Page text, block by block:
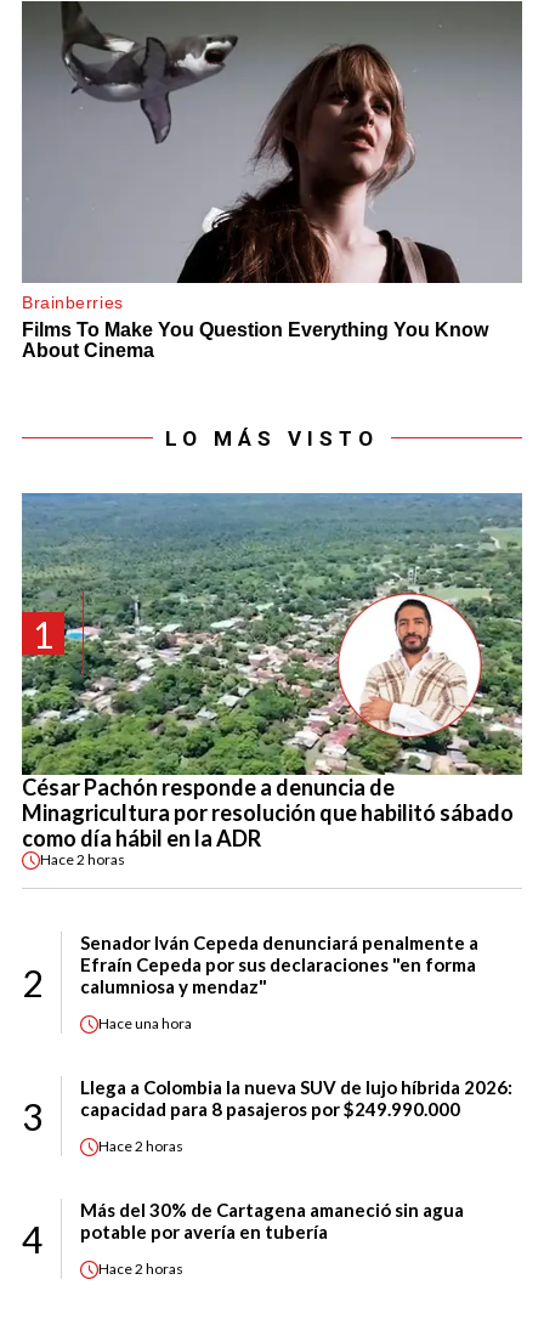
LO MÁS VISTO
1
César Pachón responde a denuncia de
Minagricultura por resolución que habilitó sábado
como día hábil en la ADR
Hace2 horas
2
Senador Iván Cepeda denunciará penalmente a
Efraín Cepeda por sus declaraciones "en forma
calumniosa y mendaz"
Haceuna hora
3
Llega a Colombia la nueva SUV de lujo híbrida 2026:
capacidad para 8 pasajeros por $249.990.000
Hace2 horas
4
Más del 30% de Cartagena amaneció sin agua
potable por avería en tubería
Hace2 horas